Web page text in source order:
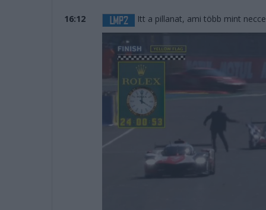
16:12 Itt a pillanat, ami több mint